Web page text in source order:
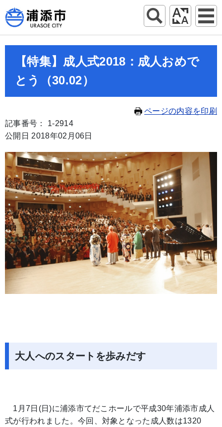
【特集】成人式2018：成人おめで
とう（30.02）
ページの内容を印刷
記事番号： 1-2914
公開日 2018年02月06日
大人へのスタートを歩みだす
1月7日(日)に浦添市てだこホールで平成30年浦添市成人
式が行われました。今回、対象となった成人数は1320